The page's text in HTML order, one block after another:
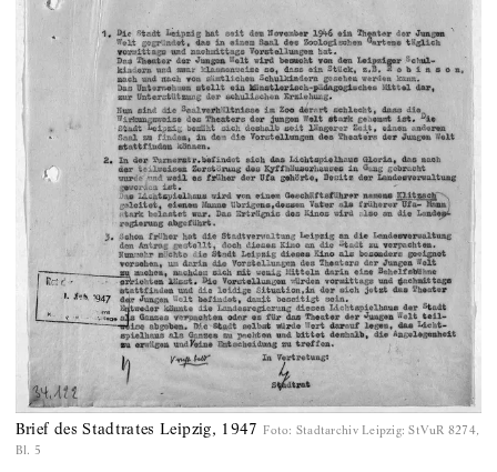
Brief des Stadtrates Leipzig, 1947 Foto: Stadtarchiv Leipzig: StVuR 8274,
Bl. 5